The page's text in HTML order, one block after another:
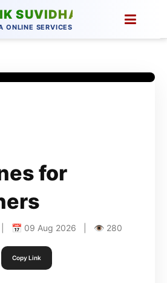
SUVIDHA
ONLINE SERVICES
for
| 📅 09 Aug 2026 | 👁 280
Copy Link